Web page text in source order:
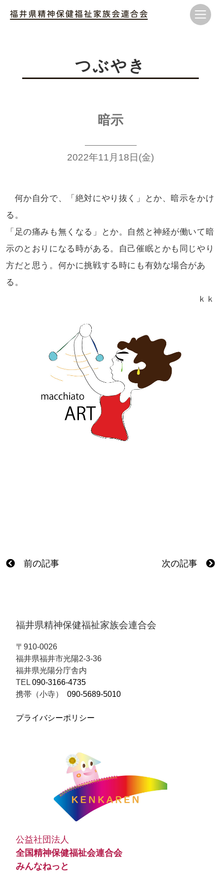
つぶやき
暗示
2022年11月18日(金)
何か自分で、「絶対にやり抜く」とか、暗示をかけ
る。
「足の痛みも無くなる」とか。自然と神経が働いて 暗
示のとおりになる時がある。自己催眠とかも同じやり
方だと思う。何かに挑戦する時にも有効な場合があ
る。
ｋｋ
前の記事 次の記事
福井県精神保健福祉家族会連合会
〒910-0026
福井県福井市光陽2-3-36
福井県光陽分庁舎内
TEL 090-3166-4735
携帯（小寺） 090-5689-5010
プライバシーポリシー
公益社団法人
全国精神保健福祉会連合会
みんなねっと